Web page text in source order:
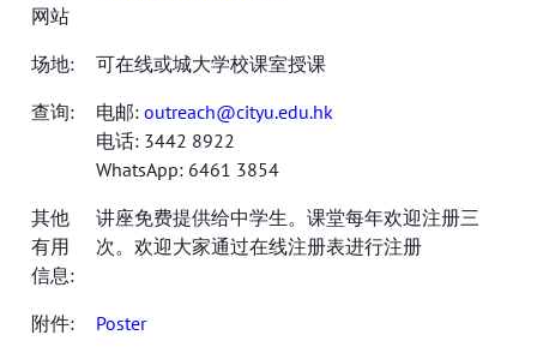
网站
场地:
可在线或城大学校课室授课
查询:
电邮: outreach@cityu.edu.hk
电话: 3442 8922
WhatsApp: 6461 3854
其他
有用
信息:
讲座免费提供给中学生。课堂每年欢迎注册三
次。欢迎大家通过在线注册表进行注册
附件: Poster